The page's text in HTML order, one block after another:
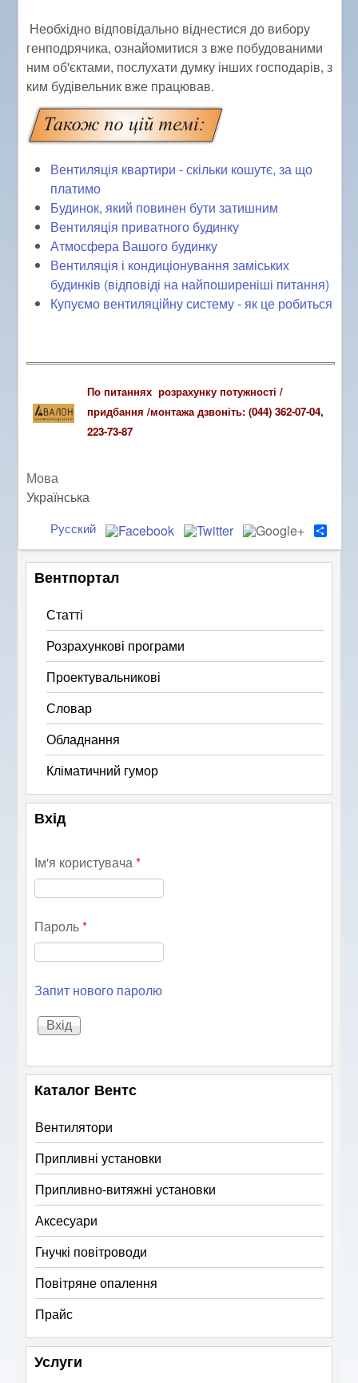
Необхідно відповідально віднестися до вибору
генподрячика, ознайомитися з вже побудованими
ним об'єктами, послухати думку інших господарів, з
ким будівельник вже працював.
Вентиляція квартири - скільки кошутє, за що
платимо
Будинок, який повинен бути затишним
Вентиляція приватного будинку
Атмосфера Вашого будинку
Вентиляція і кондиціонування заміських
будинків (відповіді на найпоширеніші питання)
Купуємо вентиляційну систему - як це робиться
По питаннях розрахунку потужності /
придбання /монтажа дзвоніть: (044) 362-07-04,
223-73-87
Мова
Українська
S
h
a
r
Русский
Вентпортал
Статті
Розрахункові програми
Проектувальникові
Словар
Обладнання
Кліматичний гумор
Вхід
Ім'я користувача*
Пароль*
Запит нового паролю
Каталог Вентс
Вентилятори
Припливні установки
Припливно-витяжні установки
Аксесуари
Гнучкі повітроводи
Повітряне опалення
Прайс
Услуги